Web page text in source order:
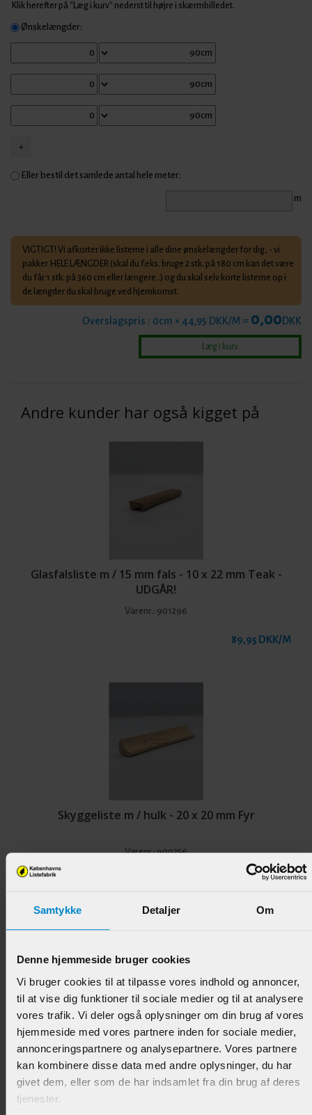
Samtykke Detaljer Om
Denne hjemmeside bruger cookies
Vi bruger cookies til at tilpasse vores indhold og annoncer,
til at vise dig funktioner til sociale medier og til at analysere
vores trafik. Vi deler også oplysninger om din brug af vores
hjemmeside med vores partnere inden for sociale medier,
annonceringspartnere og analysepartnere. Vores partnere
kan kombinere disse data med andre oplysninger, du har
givet dem, eller som de har indsamlet fra din brug af deres
tjenester.
Klik herefter på "Læg i kurv" nederst til højre i skærmbilledet.
Ønskelængder:
Eller bestil det samlede antal hele meter:
m
VIGTIGT! Vi afkorter ikke listerne i alle dine ønskelængder for dig, - vi
pakker HELE LÆNGDER (skal du f.eks. bruge 2 stk. på 180 cm kan det være
du får 1 stk. på 360 cm eller længere..) og du skal selv korte listerne op i
de længder du skal bruge ved hjemkomst.
Overslagspris : 0cm × 44,95 DKK/M = 0,00DKK
Andre kunder har også kigget på
Glasfalsliste m / 15 mm fals - 10 x 22 mm Teak -
UDGÅR!
Varenr.: 901296
89,95 DKK/M
Skyggeliste m / hulk - 20 x 20 mm Fyr
Varenr.:900256
55,95 DKK/M
Afslutningsliste / / Fodliste - 15 x 27 mm
Hvidmalet Fyr